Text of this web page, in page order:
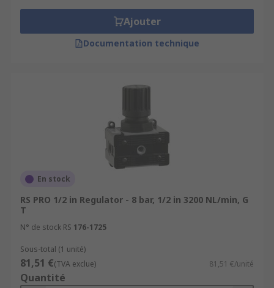
Ajouter
Documentation technique
En stock
RS PRO 1/2 in Regulator - 8 bar, 1/2 in 3200 NL/min, G
T
N° de stock RS 176-1725
Sous-total (1 unité)
81,51 €(TVA exclue) 81,51 €/unité
Quantité